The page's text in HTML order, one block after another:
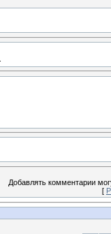
Добавлять комментарии
[